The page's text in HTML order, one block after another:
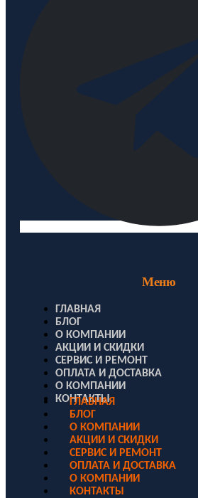
Меню
ГЛАВНАЯ
БЛОГ
О КОМПАНИИ
АКЦИИ И СКИДКИ
СЕРВИС И РЕМОНТ
ОПЛАТА И ДОСТАВКА
О КОМПАНИИ
КОНТАКТЫ
ГЛАВНАЯ
БЛОГ
О КОМПАНИИ
АКЦИИ И СКИДКИ
СЕРВИС И РЕМОНТ
ОПЛАТА И ДОСТАВКА
О КОМПАНИИ
КОНТАКТЫ